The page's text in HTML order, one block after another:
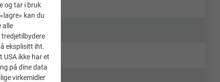
og tar i bruk
kan du
alle
eksplisitt iht.
ikke har et
på dine data
virkemidler